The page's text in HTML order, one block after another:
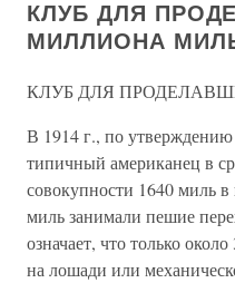
КЛУБ ДЛЯ
МИЛЛИОНА
КЛУБ ДЛЯ
В 1914 г., по
типичный американец в
совокупности 1640 миль
миль занимали пешие
означает, что только
на лошади или